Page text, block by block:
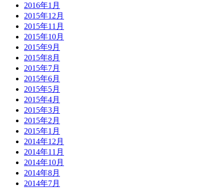
2016年1月
2015年12月
2015年11月
2015年10月
2015年9月
2015年8月
2015年7月
2015年6月
2015年5月
2015年4月
2015年3月
2015年2月
2015年1月
2014年12月
2014年11月
2014年10月
2014年8月
2014年7月